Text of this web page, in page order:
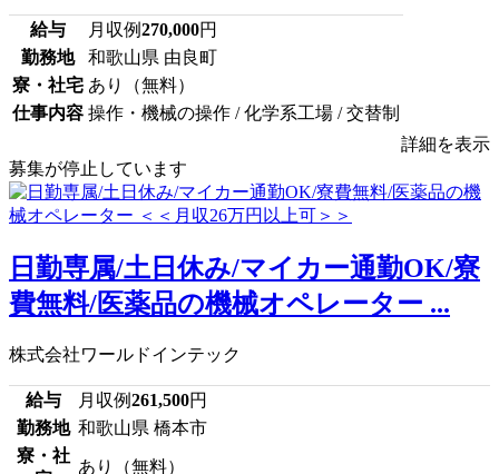
給与 月収例270,000円
勤務地
和歌山県 由良町
寮・社宅 あり（無料）
仕事内容 操作・機械の操作 / 化学系工場 / 交替制
詳細を表示
募集が停止しています
日勤専属/土日休み/マイカー通勤OK/寮
費無料/医薬品の機械オペレーター ...
株式会社ワールドインテック
給与 月収例261,500円
勤務地 和歌山県 橋本市
寮・社
あり（無料）